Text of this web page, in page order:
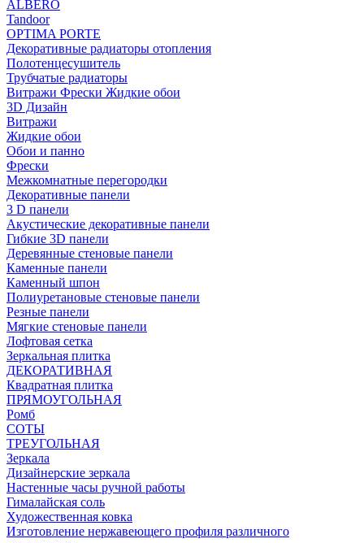
ALBERO
Tandoor
OPTIMA PORTE
Декоративные радиаторы отопления
Полотенцесушитель
Трубчатые радиаторы
Витражи Фрески Жидкие обои
3D Дизайн
Витражи
Жидкие обои
Обои и панно
Фрески
Межкомнатные перегородки
Декоративные панели
3 D панели
Акустические декоративные панели
Гибкие 3D панели
Деревянные стеновые панели
Каменные панели
Каменный шпон
Полиуретановые стеновые панели
Резные панели
Мягкие стеновые панели
Лофтовая сетка
Зеркальная плитка
ДЕКОРАТИВНАЯ
Квадратная плитка
ПРЯМОУГОЛЬНАЯ
Ромб
СОТЫ
ТРЕУГОЛЬНАЯ
Зеркала
Дизайнерские зеркала
Настенные часы ручной работы
Гималайская соль
Художественная ковка
Изготовление нержавеющего профиля различного